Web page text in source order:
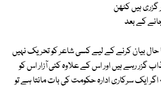
ہیں کٹھن
کے بعد
بیان کرنے کے لیے کسی شاعر کو تحریک نہیں
گزر رہے ہیں اور اس کے علاوہ کئی آزار اس کو
ایک سرکاری ادارہ حکومت کی بات مانتا ہے تو